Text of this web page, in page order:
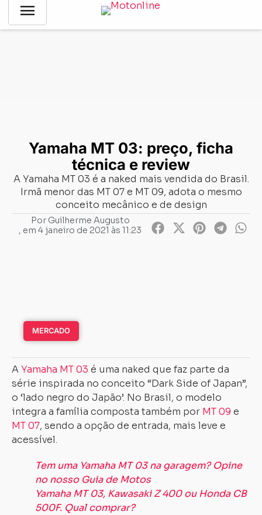
menu
Notícias
Yamaha MT 03: preço, ficha técnica e
Yamaha MT 03: preço, ficha
técnica e review
A Yamaha MT 03 é a naked mais vendida do Brasil.
Irmã menor das MT 07 e MT 09, adota o mesmo
conceito mecânico e de design
PorGuilherme Augusto
, em 4 janeiro de 2021 às 11:23
MERCADO
AYamaha MT 03 é uma naked que faz parte da
série inspirada no conceito “Dark Side of Japan”,
o ‘lado negro do Japão’. No Brasil, o modelo
integra a família composta também por MT 09 e
MT 07, sendo a opção de entrada, mais leve e
acessível.
Tem uma Yamaha MT 03 na garagem? Opine
no nosso Guia de Motos
Yamaha MT 03, Kawasaki Z 400 ou Honda CB
500F. Qual comprar?